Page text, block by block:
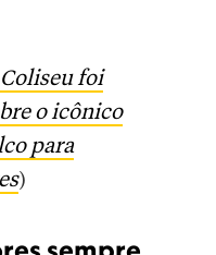
foi
o icônico
para
)